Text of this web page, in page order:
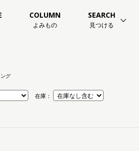
COLUMN
よみもの
SEARCH
見つける
グ
在庫：